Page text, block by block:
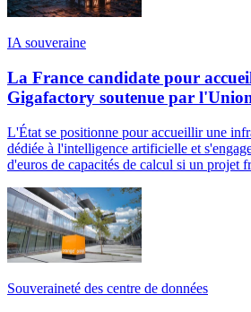
IA souveraine
La France candidate pour
Gigafactory soutenue par
L'État se positionne pour accueillir une
dédiée à l'intelligence artificielle et
d'euros de capacités de calcul si un projet
Souveraineté des centre de données